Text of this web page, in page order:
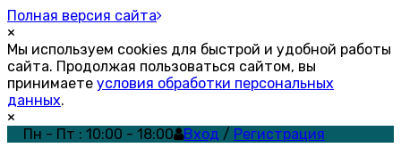
Полная версия сайта
×
Мы используем cookies для быстрой и удобной работы
сайта. Продолжая пользоваться сайтом, вы
принимаете условия обработки персональных
данных.
×
Пн - Пт : 10:00 - 18:00
Вход / Регистрация